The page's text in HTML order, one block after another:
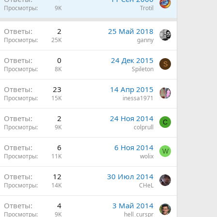
Просмотры 9K Trotil
Ответы 2
Просмотры 25K
25 Май 2018
ganny
Ответы 0
Просмотры 8K
24 Дек 2015
Spileton
S
Ответы 23
Просмотры 15K
14 Апр 2015
inessa1971
Ответы 2
Просмотры 9K
24 Ноя 2014
colprull
C
Ответы 6
Просмотры 11K
6 Ноя 2014
wolix
W
Ответы 12
Просмотры 14K
30 Июл 2014
CHeL
Ответы 4
Просмотры 9K
3 Май 2014
hell_curspr